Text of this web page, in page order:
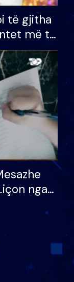
të gjitha
më të
Do më
nga